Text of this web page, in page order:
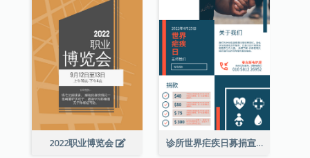
2022职业博览会 诊所世界疟疾日募捐宣传单张